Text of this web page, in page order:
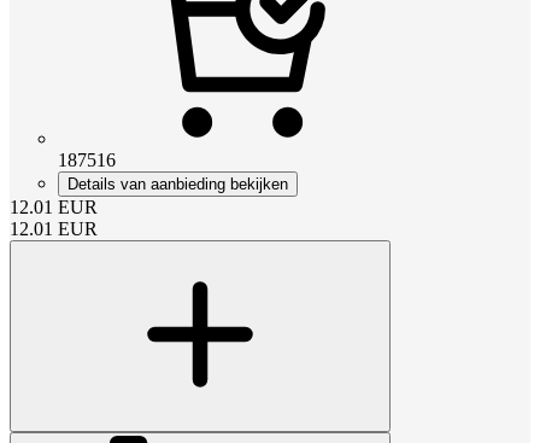
187516
Details van aanbieding bekijken
12.01 EUR
12.01 EUR